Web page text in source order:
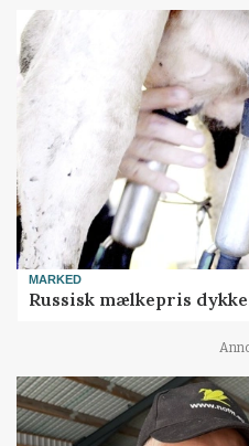
MARKED
Russisk mælkepris